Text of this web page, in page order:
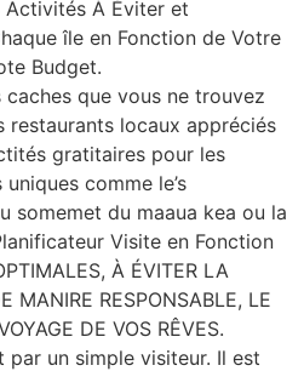
Activités À Éviter et
île en Fonction de Votre
Budget.
que vous ne trouvez
restaurants locaux appréciés
gratitaires pour les
comme le’s
somemet du maaua kea ou la
Visite en Fonction
À ÉVITER LA
MANIRE RESPONSABLE, LE
DE VOS RÊVES.
par un simple visiteur. Il est